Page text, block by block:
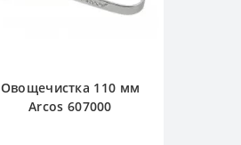
Овощечистка 110 мм
Arcos 607000